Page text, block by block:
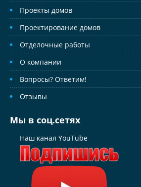
Проекты домов
Проектирование домов
Отделочные работы
О компании
Вопросы? Ответим!
Отзывы
Мы в соц.сетях
Наш канал YouTube